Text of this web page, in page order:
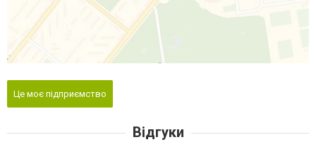
Це моє підприємство
Відгуки